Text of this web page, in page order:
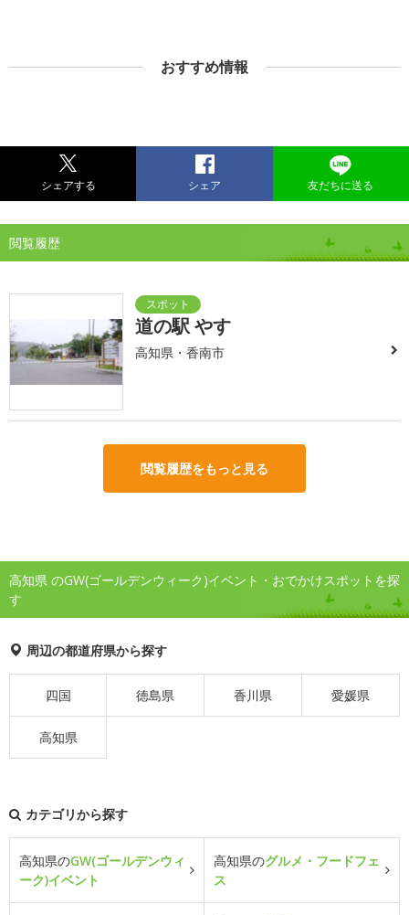
おすすめ情報
シェアする シェア 友だちに送る
閲覧履歴
道の駅 やす
高知県・香南市
閲覧履歴をもっと見る
高知県 のGW(ゴールデンウィーク)イベント・おでかけスポットを探
す
周辺の都道府県から探す
四国 徳島県 香川県 愛媛県
高知県
カテゴリから探す
高知県のGW(ゴールデンウィ
ーク)イベント
高知県のグルメ・フードフェ
ス